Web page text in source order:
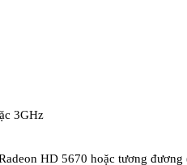
3GHz
HD 5670 hoặc tương